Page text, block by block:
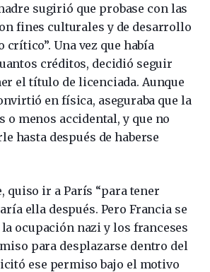
sugirió que probase con las
fines culturales y de desarrollo
crítico”. Una vez que había
créditos, decidió seguir
el título de licenciada. Aunque
en física, aseguraba que la
o menos accidental, y que no
hasta después de haberse
quiso ir a París “para tener
ella después. Pero Francia se
ocupación nazi y los franceses
para desplazarse dentro del
ese permiso bajo el motivo